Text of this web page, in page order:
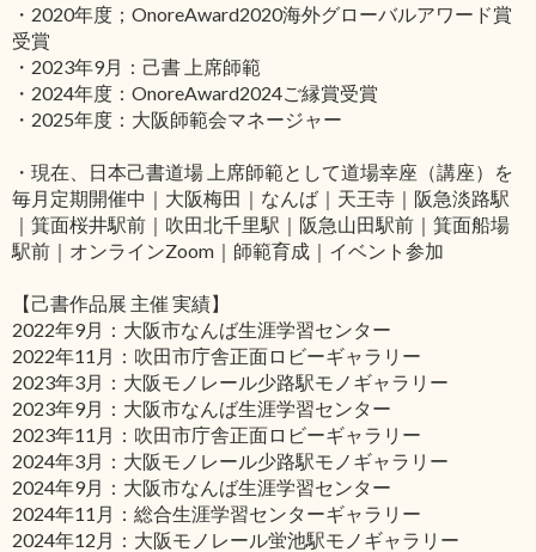
・2020年度；OnoreAward2020海外グローバルアワード賞
受賞
・2023年9月：己書 上席師範
・2024年度：OnoreAward2024ご縁賞受賞
・2025年度：大阪師範会マネージャー
・現在、日本己書道場 上席師範として道場幸座（講座）を
毎月定期開催中｜大阪梅田｜なんば｜天王寺｜阪急淡路駅
｜箕面桜井駅前｜吹田北千里駅｜阪急山田駅前｜箕面船場
駅前｜オンラインZoom｜師範育成｜イベント参加
【己書作品展 主催 実績】
2022年9月：大阪市なんば生涯学習センター
2022年11月：吹田市庁舎正面ロビーギャラリー
2023年3月：大阪モノレール少路駅モノギャラリー
2023年9月：大阪市なんば生涯学習センター
2023年11月：吹田市庁舎正面ロビーギャラリー
2024年3月：大阪モノレール少路駅モノギャラリー
2024年9月：大阪市なんば生涯学習センター
2024年11月：総合生涯学習センターギャラリー
2024年12月：大阪モノレール蛍池駅モノギャラリー